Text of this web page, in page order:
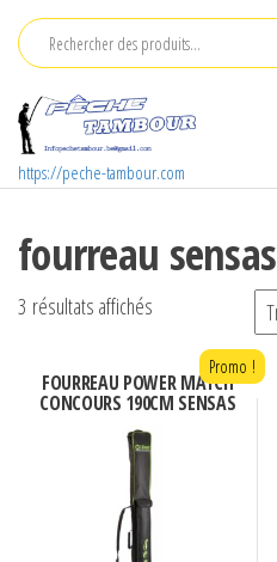
Aller
https://peche-tambour.com
fourreau sensas
3 résultats affichés
FOURREAU POWER MATCH
CONCOURS 190CM SENSAS
Promo !